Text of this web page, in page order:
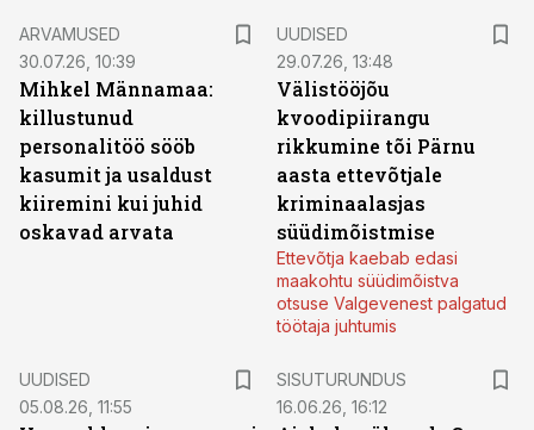
ARVAMUSED
30.07.26, 10:39
Mihkel Männamaa:
killustunud
personalitöö sööb
kasumit ja usaldust
kiiremini kui juhid
oskavad arvata
UUDISED
29.07.26, 13:48
Välistööjõu
kvoodipiirangu
rikkumine tõi Pärnu
aasta ettevõtjale
kriminaalasjas
süüdimõistmise
Ettevõtja kaebab edasi
maakohtu süüdimõistva
otsuse Valgevenest palgatud
töötaja juhtumis
UUDISED
05.08.26, 11:55
SISUTURUNDUS
16.06.26, 16:12